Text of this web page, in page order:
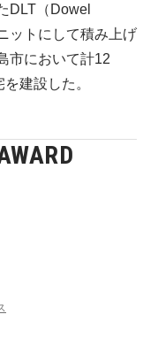
DLT（Dowel
ットにして積み上げ
市において計12
建設した。